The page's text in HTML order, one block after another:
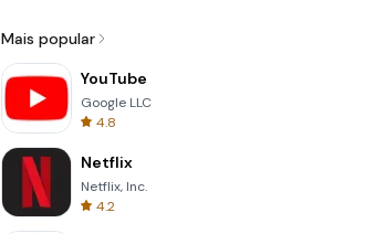
Mais popular
YouTube
Google LLC
4.8
Netflix
Netflix, Inc.
4.2